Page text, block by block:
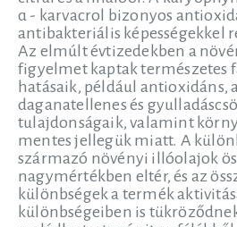
α - karvacrol bizonyos
antibakteriális képességekkel
Az elmúlt évtizedekben a
figyelmet kaptak természetes
hatásaik, például antioxidáns,
daganatellenes és
tulajdonságaik, valamint
mentes jellegük miatt. A
származó növényi illóolajok
nagymértékben eltér, és az
különbségek a termék
különbségeiben is